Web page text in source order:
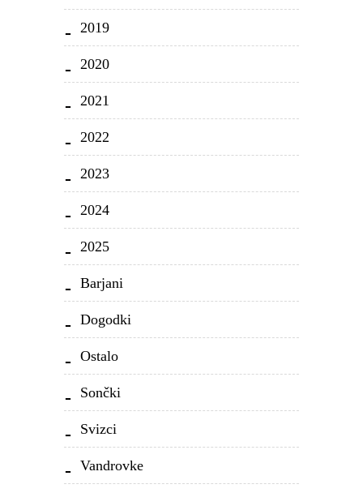
2019
2020
2021
2022
2023
2024
2025
Barjani
Dogodki
Ostalo
Sončki
Svizci
Vandrovke